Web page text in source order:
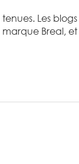
Les
Breal,